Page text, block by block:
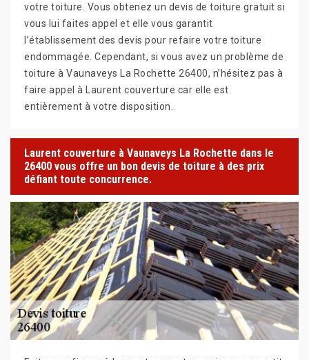
votre toiture. Vous obtenez un devis de toiture gratuit si
vous lui faites appel et elle vous garantit
l’établissement des devis pour refaire votre toiture
endommagée. Cependant, si vous avez un problème de
toiture à Vaunaveys La Rochette 26400, n’hésitez pas à
faire appel à Laurent couverture car elle est
entièrement à votre disposition.
Laurent couverture à Vaunaveys La Rochette dans le
26400 vous offre un bon devis de toiture à des prix
défiant toute concurrence.